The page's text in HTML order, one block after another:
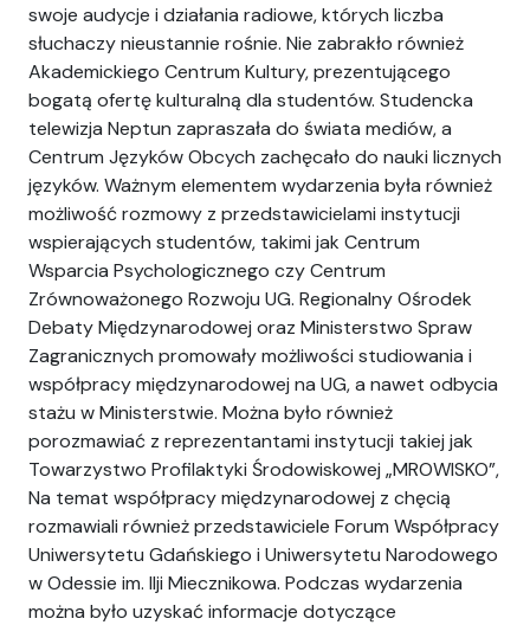
swoje audycje i działania radiowe, których liczba
słuchaczy nieustannie rośnie. Nie zabrakło również
Akademickiego Centrum Kultury, prezentującego
bogatą ofertę kulturalną dla studentów. Studencka
telewizja Neptun zapraszała do świata mediów, a
Centrum Języków Obcych zachęcało do nauki licznych
języków. Ważnym elementem wydarzenia była również
możliwość rozmowy z przedstawicielami instytucji
wspierających studentów, takimi jak Centrum
Wsparcia Psychologicznego czy Centrum
Zrównoważonego Rozwoju UG. Regionalny Ośrodek
Debaty Międzynarodowej oraz Ministerstwo Spraw
Zagranicznych promowały możliwości studiowania i
współpracy międzynarodowej na UG, a nawet odbycia
stażu w Ministerstwie. Można było również
porozmawiać z reprezentantami instytucji takiej jak
Towarzystwo Profilaktyki Środowiskowej „MROWISKO”,
Na temat współpracy międzynarodowej z chęcią
rozmawiali również przedstawiciele Forum Współpracy
Uniwersytetu Gdańskiego i Uniwersytetu Narodowego
w Odessie im. Ilji Miecznikowa. Podczas wydarzenia
można było uzyskać informacje dotyczące